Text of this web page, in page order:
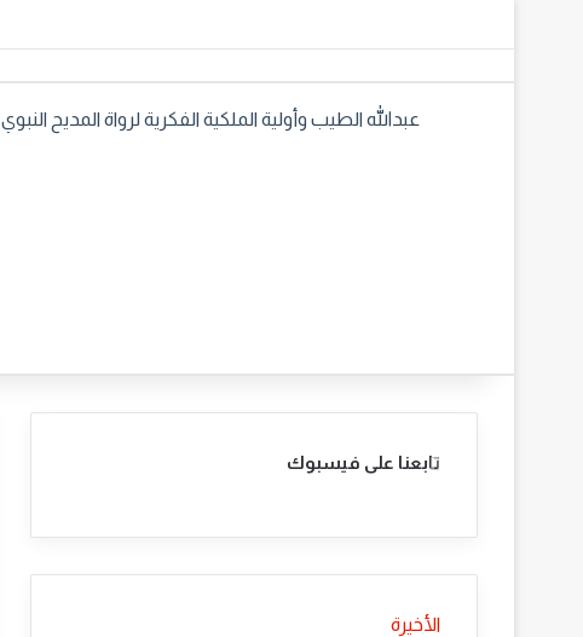
عبدالله الطيب وأولية الملكية الفكرية لرواة المديح النبوي
تابعنا على فيسبوك
الأخيرة